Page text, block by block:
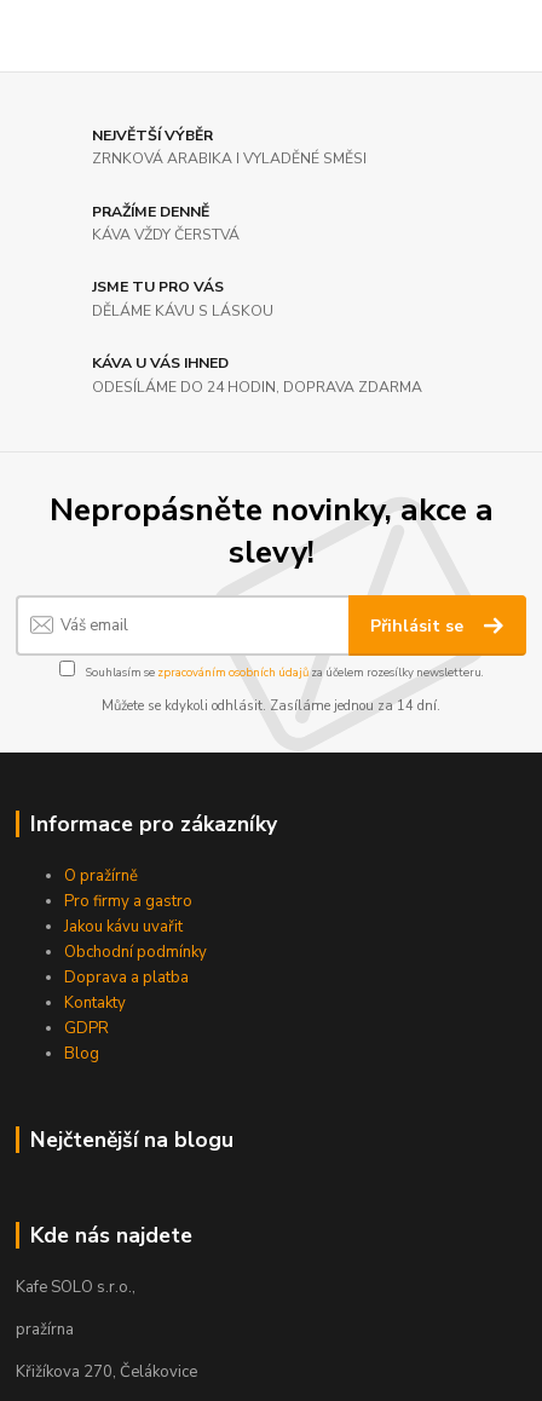
NEJVĚTŠÍ VÝBĚR
ZRNKOVÁ ARABIKA I VYLADĚNÉ SMĚSI
PRAŽÍME DENNĚ
KÁVA VŽDY ČERSTVÁ
JSME TU PRO VÁS
DĚLÁME KÁVU S LÁSKOU
KÁVA U VÁS IHNED
ODESÍLÁME DO 24 HODIN, DOPRAVA ZDARMA
Nepropásněte novinky, akce a
slevy!
Přihlásit se
Souhlasím se zpracováním osobních údajůza účelem rozesílky newsletteru.
Můžete se kdykoli odhlásit. Zasíláme jednou za 14 dní.
Informace pro zákazníky
O pražírně
Pro firmy a gastro
Jakou kávu uvařit
Obchodní podmínky
Doprava a platba
Kontakty
GDPR
Blog
Nejčtenější na blogu
Kde nás najdete
Kafe SOLO s.r.o.,
pražírna
Křižíkova 270, Čelákovice